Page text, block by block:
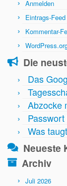
Anmelden
Eintrags-Feed
Kommentar-
Die
Das
Abzocke
Was
Neueste
Archiv
Juli 2026